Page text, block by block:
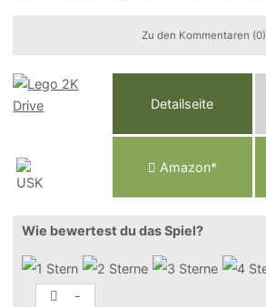
Zu den Kommentaren (0)
Detailseite
Amazon*
Wie bewertest du das Spiel?
-